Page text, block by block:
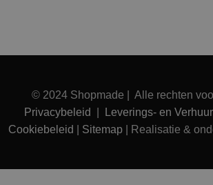
© 2024 Shopmade | Alle rechten
Privacybeleid
Leverings- en
Cookiebeleid
Sitemap | Realisatie &